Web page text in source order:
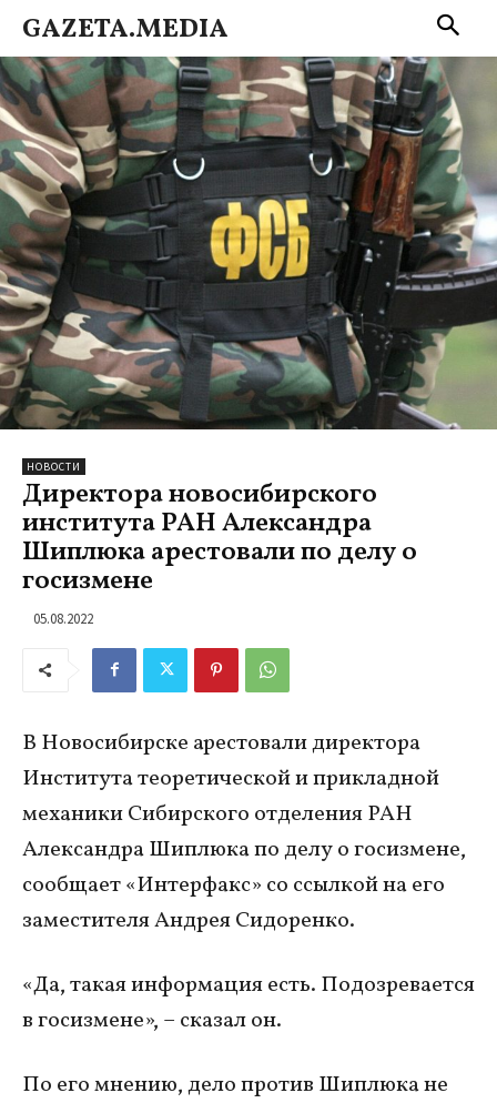
GAZETA.MEDIA
НОВОСТИ
Директора новосибирского
института РАН Александра
Шиплюка арестовали по делу о
госизмене
05.08.2022
В Новосибирске арестовали директора
Института теоретической и прикладной
механики Сибирского отделения РАН
Александра Шиплюка по делу о госизмене,
сообщает «Интерфакс» со ссылкой на его
заместителя Андрея Сидоренко.
«Да, такая информация есть. Подозревается
в госизмене», – сказал он.
По его мнению, дело против Шиплюка не